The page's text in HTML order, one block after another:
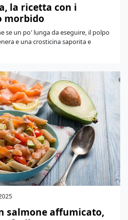
la ricetta con i
morbido
se un po' lunga da eseguire, il polpo
e una crosticina saporita e
salmone affumicato,